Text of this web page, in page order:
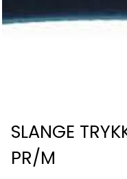
SLANGE
PR/M